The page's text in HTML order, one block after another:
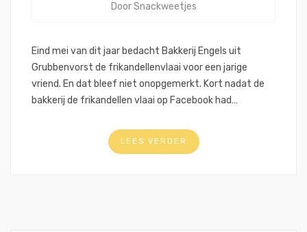
DoorSnackweetjes
Eind mei van dit jaar bedacht Bakkerij Engels uit
Grubbenvorst de frikandellenvlaai voor een jarige
vriend. En dat bleef niet onopgemerkt. Kort nadat de
bakkerij de frikandellen vlaai op Facebook had…
LEES VERDER